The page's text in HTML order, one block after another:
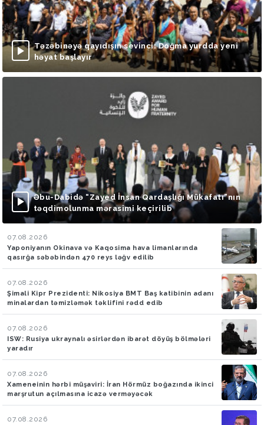
Təzəbinəyə qayıdışın sevinci: Doğma yurdda yeni
həyat başlayır
Əbu-Dabidə “Zayed İnsan Qardaşlığı Mükafatı”nın
təqdimolunma mərasimi keçirilib
07.08.2026
Yaponiyanın Okinava və Kaqosima hava limanlarında
qasırğa səbəbindən 470 reys ləğv edilib
07.08.2026
Şimali Kipr Prezidenti: Nikosiya BMT Baş katibinin adanı
minalardan təmizləmək təklifini rədd edib
07.08.2026
ISW: Rusiya ukraynalı əsirlərdən ibarət döyüş bölmələri
yaradır
07.08.2026
Xameneinin hərbi müşaviri: İran Hörmüz boğazında ikinci
marşrutun açılmasına icazə verməyəcək
07.08.2026